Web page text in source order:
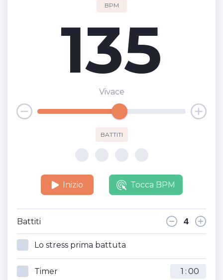
BPM
135
Vivace
BATTITI
Inizio Tocca BPM
Battiti
Lo stress prima battuta
Timer :